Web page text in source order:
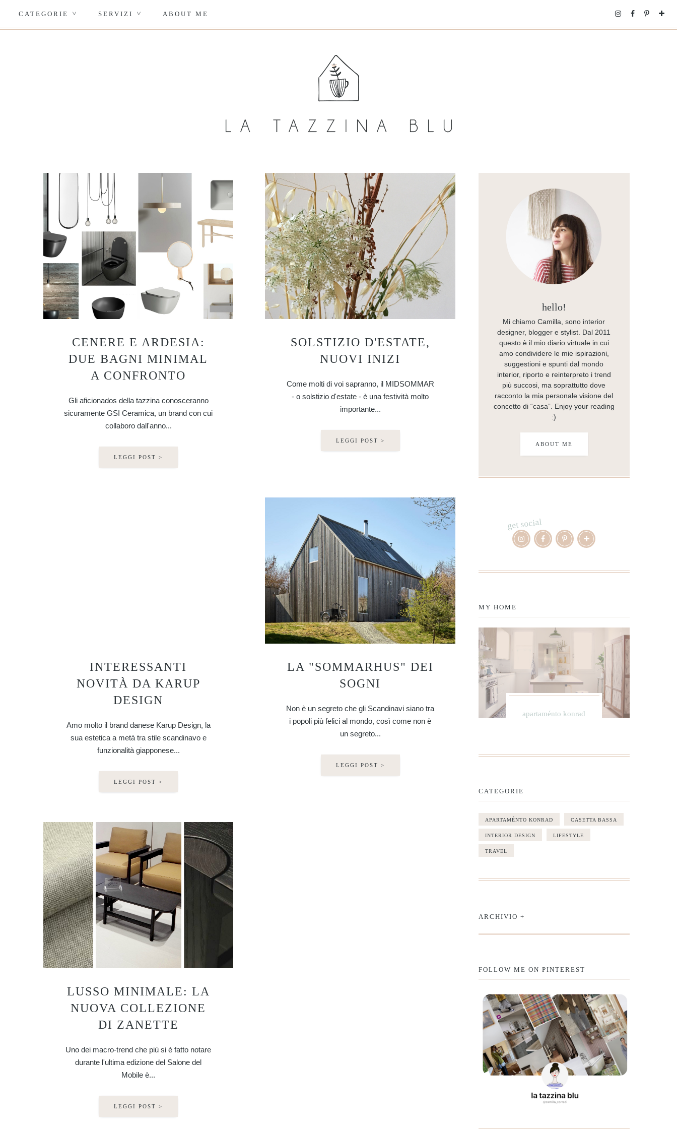
CATEGORIE > SERVIZI > ABOUT ME
CENERE E ARDESIA:
DUE BAGNI MINIMAL
A CONFRONTO
Gli aficionados della tazzina conosceranno
sicuramente GSI Ceramica, un brand con cui
collaboro dall'anno...
LEGGI POST >
SOLSTIZIO D'ESTATE,
NUOVI INIZI
Come molti di voi sapranno, il MIDSOMMAR
- o solstizio d'estate - è una festività molto
importante...
LEGGI POST >
INTERESSANTI
NOVITÀ DA KARUP
DESIGN
Amo molto il brand danese Karup Design, la
sua estetica a metà tra stile scandinavo e
funzionalità giapponese...
LEGGI POST >
LA "SOMMARHUS" DEI
SOGNI
Non è un segreto che gli Scandinavi siano tra
i popoli più felici al mondo, così come non è
un segreto...
LEGGI POST >
LUSSO MINIMALE: LA
NUOVA COLLEZIONE
DI ZANETTE
Uno dei macro-trend che più si è fatto notare
durante l'ultima edizione del Salone del
Mobile è...
LEGGI POST >
hello!
Mi chiamo Camilla, sono interior
designer, blogger e stylist. Dal 2011
questo è il mio diario virtuale in cui
amo condividere le mie ispirazioni,
suggestioni e spunti dal mondo
interior, riporto e reinterpreto i trend
più succosi, ma soprattutto dove
racconto la mia personale visione del
concetto di “casa”. Enjoy your reading
:)
ABOUT ME
get social
MY HOME
apartaménto konrad
CATEGORIE
APARTAMÉNTO KONRAD CASETTA BASSA
INTERIOR DESIGN LIFESTYLE
TRAVEL
ARCHIVIO +
FOLLOW ME ON PINTEREST